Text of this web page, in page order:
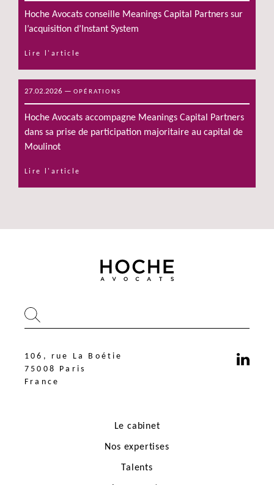
Hoche Avocats conseille Meanings Capital Partners sur
l’acquisition d’Instant System
Lire l'article
27.02.2026 — OPÉRATIONS
Hoche Avocats accompagne Meanings Capital Partners
dans sa prise de participation majoritaire au capital de
Moulinot
Lire l'article
106, rue La Boétie
75008 Paris
France
Le cabinet
Nos expertises
Talents